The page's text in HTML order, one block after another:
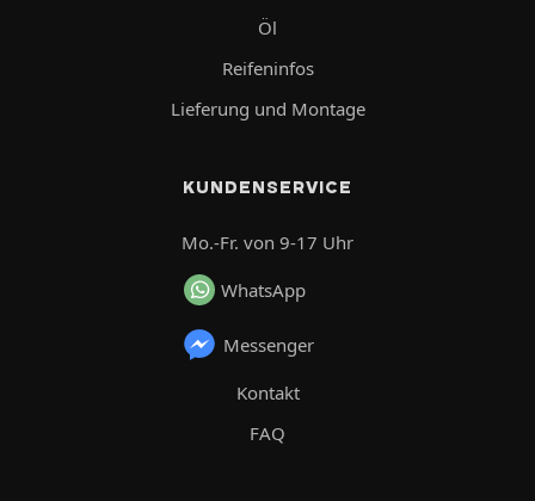
Öl
Reifeninfos
Lieferung und Montage
KUNDENSERVICE
Mo.-Fr. von 9-17 Uhr
WhatsApp
Messenger
Kontakt
FAQ